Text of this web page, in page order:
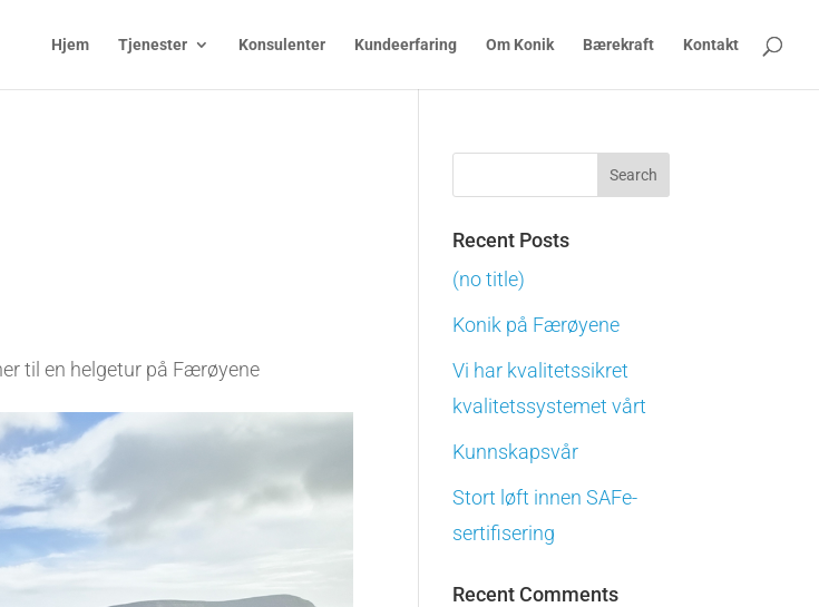
Hjem Tjenester Konsulenter Kundeerfaring Om Konik Bærekraft Kontakt
til en helgetur på Færøyene
Recent Posts
(no title)
Konik på Færøyene
Vi har kvalitetssikret
kvalitetssystemet vårt
Kunnskapsvår
Stort løft innen SAFe-
sertifisering
Recent Comments